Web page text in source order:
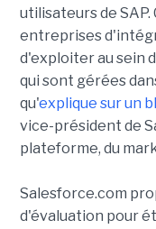
utilisateurs de
entreprises
d'exploiter au sein
qui sont gérées
qu'explique sur un
vice-président de
plateforme, du
Salesforce.com
d'évaluation pour